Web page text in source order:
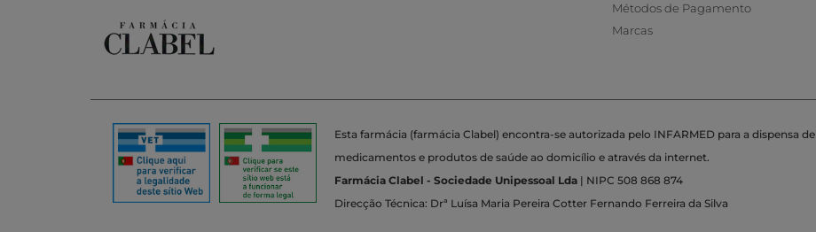
Métodos de Pagamento
Marcas
Esta farmácia (farmácia Clabel) encontra-se autorizada pelo INFARMED para a dispensa de
medicamentos e produtos de saúde ao domicílio e através da internet.
Farmácia Clabel - Sociedade Unipessoal Lda | NIPC 508 868 874
Direcção Técnica: Drª Luísa Maria Pereira Cotter Fernando Ferreira da Silva